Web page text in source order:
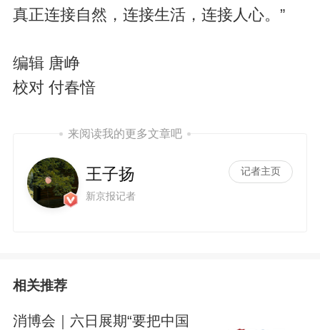
真正连接自然，连接生活，连接人心。”
编辑 唐峥
校对 付春愔
来阅读我的更多文章吧
王子扬
新京报记者
记者主页
相关推荐
消博会｜六日展期“要把中国